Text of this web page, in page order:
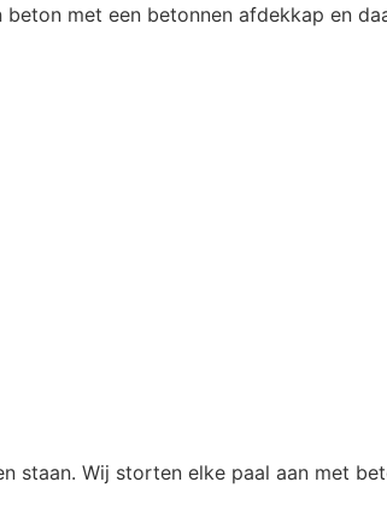
met een betonnen afdekkap en
staan. Wij storten elke paal aan met